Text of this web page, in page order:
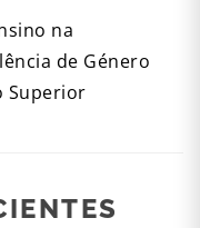
na
de Género
Superior